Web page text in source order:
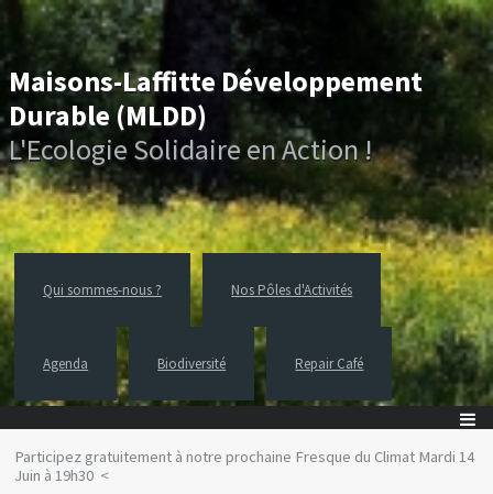
Maisons-Laffitte Développement
Durable (MLDD)
L'Ecologie Solidaire en Action !
Qui sommes-nous ? Nos Pôles d'Activités
Agenda Biodiversité Repair Café
Participez gratuitement à notre prochaine Fresque du Climat Mardi 14
Juin à 19h30